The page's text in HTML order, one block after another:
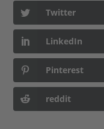
Twitter
LinkedIn
Pinterest
reddit